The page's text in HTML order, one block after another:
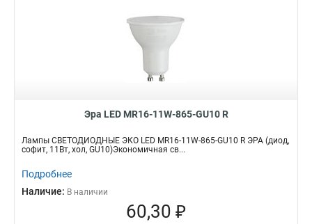
Эра LED MR16-11W-865-GU10 R
Лампы СВЕТОДИОДНЫЕ ЭКО LED MR16-11W-865-GU10 R ЭРА (диод,
софит, 11Вт, хол, GU10)Экономичная св...
Подробнее
Наличие: В наличии
60,30 ₽